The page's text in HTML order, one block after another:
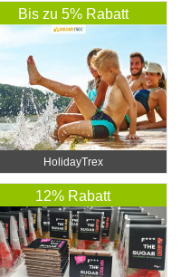
Bis zu 5% Rabatt
HolidayTrex
12% Rabatt